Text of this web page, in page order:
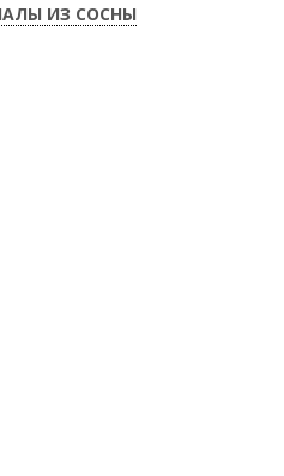
ИЗ СОСНЫ